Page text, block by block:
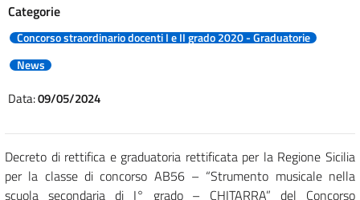
Categorie
Concorso straordinario docenti I e II grado 2020 - Graduatorie
News
Data:09/05/2024
Decreto di rettifica e graduatoria rettificata per la Regione Sicilia
per la classe di concorso AB56 – “Strumento musicale nella
scuola secondaria di I° grado – CHITARRA” del Concorso